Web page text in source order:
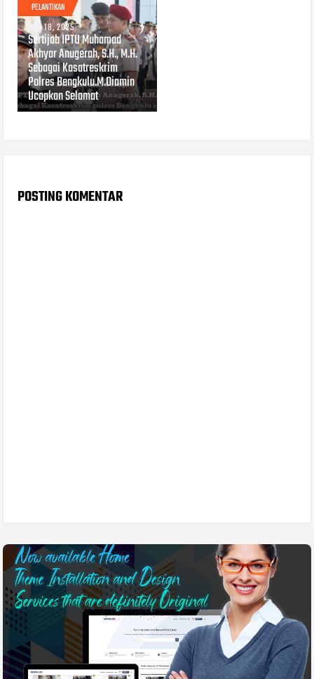
PELANTIKAN
JAN 18, 2025
Sertijab IPTU Muhamad
Akhyar Anugerah, S.H., M.H.
Sebagai Kasatreskrim
Polres Bengkulu.M.Diamin
Ucapkan Selamat
POSTING KOMENTAR